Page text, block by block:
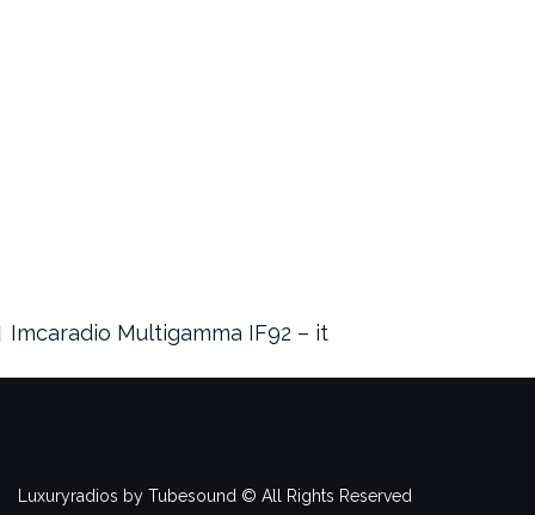
Imcaradio Multigamma IF92 – it
Luxuryradios by Tubesound © All Rights Reserved